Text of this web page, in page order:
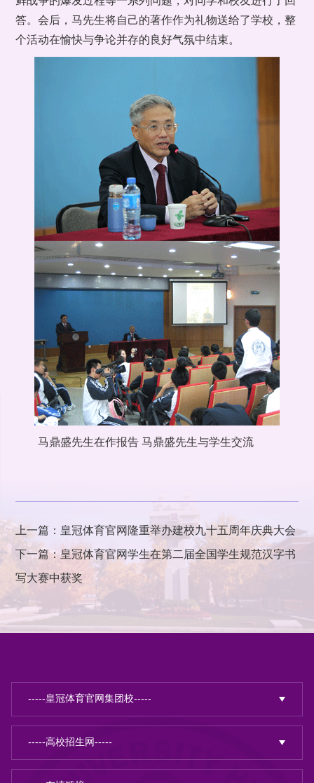
答。会后，马先生将自己的著作作为礼物送给了学校，整
个活动在愉快与争论并存的良好气氛中结束。
马鼎盛先生在作报告 马鼎盛先生与学生交流
上一篇：皇冠体育官网隆重举办建校九十五周年庆典大会
下一篇：皇冠体育官网学生在第二届全国学生规范汉字书
写大赛中获奖